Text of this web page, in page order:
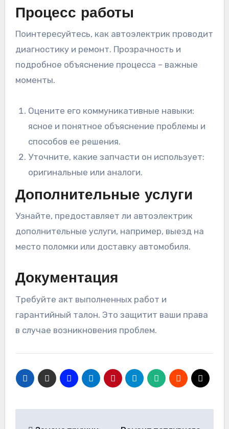
Процесс работы
Поинтересуйтесь, как автоэлектрик проводит
диагностику и ремонт. Прозрачность и
подробное объяснение процесса – важные
моменты.
Оцените его коммуникативные навыки:
ясное и понятное объяснение проблемы и
способов ее решения.
Уточните, какие запчасти он использует:
оригинальные или аналоги.
Дополнительные услуги
Узнайте, предоставляет ли автоэлектрик
дополнительные услуги, например, выезд на
место поломки или доставку автомобиля.
Документация
Требуйте акт выполненных работ и
гарантийный талон. Это защитит ваши права
в случае возникновения проблем.